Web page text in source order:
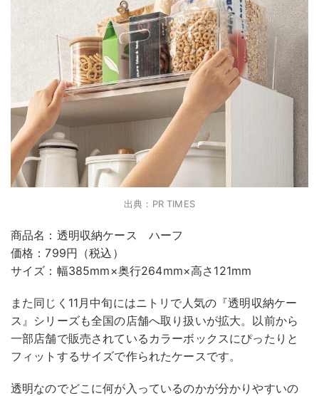
出典：PR TIMES
商品名：透明収納ケース ハーフ
価格：799円（税込）
サイズ：幅385mm×奥行264mm×高さ121mm
また同じく11月中旬にはニトリで人気の『透明収納ケー
ス』シリーズも全国の店舗へ取り扱いが拡大。以前から
一部店舗で販売されているカラーボックスにぴったりと
フィットするサイズで作られたケースです。
透明なのでどこに何が入っているのかが分かりやすいの